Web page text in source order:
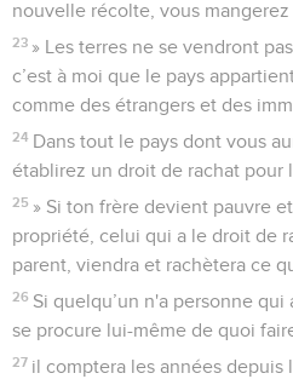
nouvelle récolte, vous mangerez
23 » Les terres ne se vendront
c’est à moi que le pays
comme des étrangers et des
24 Dans tout le pays dont vous
établirez un droit de rachat pour
25 » Si ton frère devient pauvre
propriété, celui qui a le droit de
parent, viendra et rachètera ce
26 Si quelqu’un n'a personne
se procure lui-même de quoi
27 il comptera les années depuis